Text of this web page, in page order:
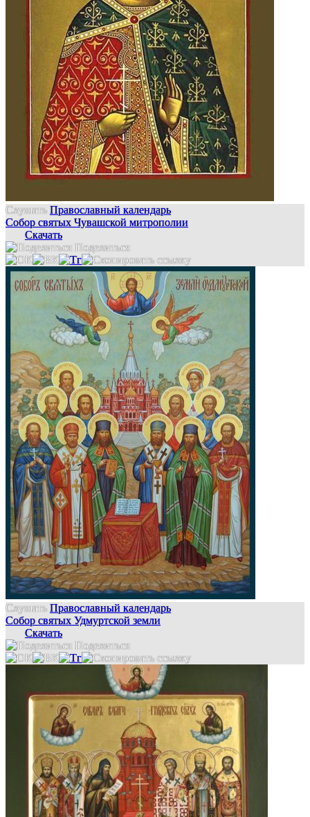
Слушать Православный календарь
Собор святых Чувашской митрополии
Скачать
Поделиться
Слушать Православный календарь
Собор святых Удмуртской земли
Скачать
Поделиться